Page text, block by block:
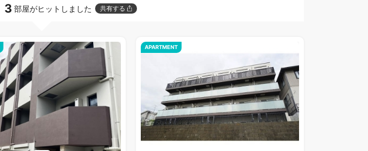
3 部屋がヒットしました 共有する
APARTMENT